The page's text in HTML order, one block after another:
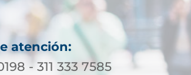
atención:
- 311 333 7585